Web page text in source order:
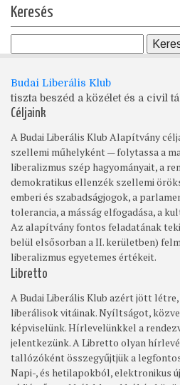
oldal
Keresés
Budai Liberális Klub
tiszta beszéd a közélet és a civil
Céljaink
A Budai Liberális Klub Alapítvány
szellemi műhelyként — folytassa a
liberalizmus szép hagyományait, a
demokratikus ellenzék szellemi
emberi és szabadságjogok, a
tolerancia, a másság elfogadása, a
Az alapítvány fontos feladatának
belül elsősorban a II. kerületben)
liberalizmus egyetemes értékeit.
Libretto
A Budai Liberális Klub azért jött
liberálisok vitáinak. Nyíltságot,
képviselünk. Hírlevelünkkel a
jelentkezünk. A Libretto olyan
tallózóként összegyűjtjük a
Napi-, és hetilapokból, elektronikus